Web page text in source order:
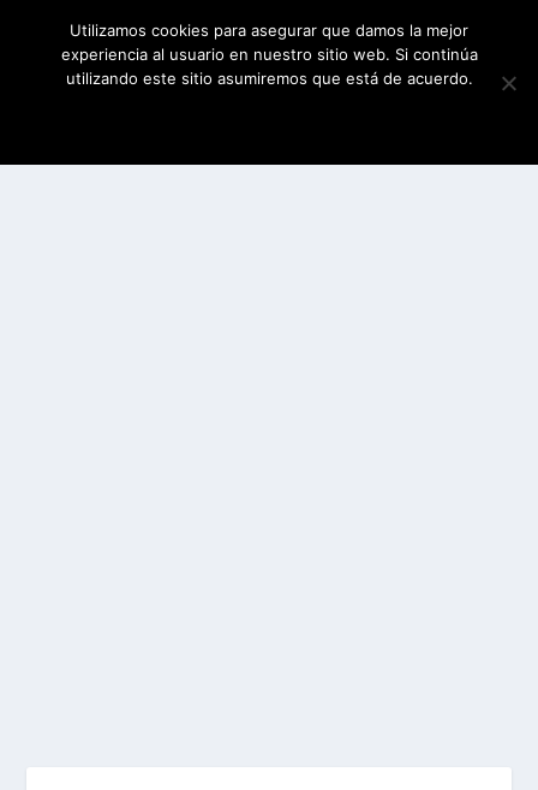
Utilizamos cookies para asegurar que damos la mejor
experiencia al usuario en nuestro sitio web. Si continúa
utilizando este sitio asumiremos que está de acuerdo.